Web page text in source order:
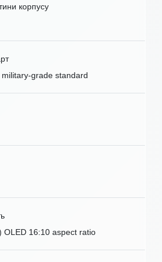
корпусу
grade standard
OLED 16:10 aspect ratio